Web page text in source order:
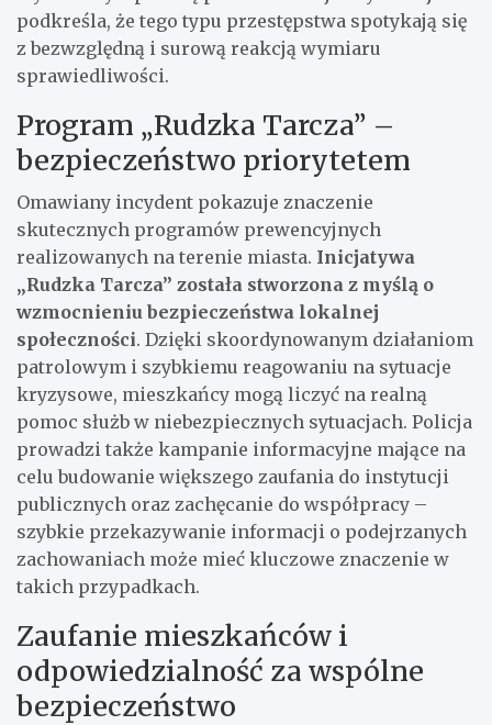
podkreśla, że tego typu przestępstwa spotykają się
z bezwzględną i surową reakcją wymiaru
sprawiedliwości.
Program „Rudzka Tarcza” –
bezpieczeństwo priorytetem
Omawiany incydent pokazuje znaczenie
skutecznych programów prewencyjnych
realizowanych na terenie miasta. Inicjatywa
„Rudzka Tarcza” została stworzona z myślą o
wzmocnieniu bezpieczeństwa lokalnej
społeczności. Dzięki skoordynowanym działaniom
patrolowym i szybkiemu reagowaniu na sytuacje
kryzysowe, mieszkańcy mogą liczyć na realną
pomoc służb w niebezpiecznych sytuacjach. Policja
prowadzi także kampanie informacyjne mające na
celu budowanie większego zaufania do instytucji
publicznych oraz zachęcanie do współpracy –
szybkie przekazywanie informacji o podejrzanych
zachowaniach może mieć kluczowe znaczenie w
takich przypadkach.
Zaufanie mieszkańców i
odpowiedzialność za wspólne
bezpieczeństwo